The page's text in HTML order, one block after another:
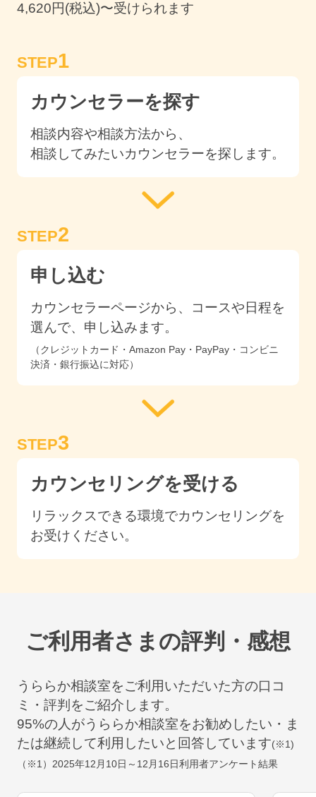
4,620円(税込)〜受けられます
STEP1
カウンセラーを探す
相談内容や相談方法から、
相談してみたいカウンセラーを探します。
STEP2
申し込む
カウンセラーページから、コースや日程を
選んで、申し込みます。
（クレジットカード・Amazon Pay・PayPay・コンビニ
決済・銀行振込に対応）
STEP3
カウンセリングを受ける
リラックスできる環境でカウンセリングを
お受けください。
ご利用者さまの評判・感想
うららか相談室をご利用いただいた方の口コ
ミ・評判をご紹介します。
95%の人がうららか相談室をお勧めしたい・ま
たは継続して利用したいと回答しています(※1)
（※1） 2025年12月10日～12月16日利用者アンケート結果